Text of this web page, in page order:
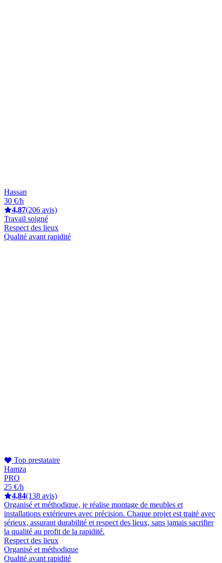
Hassan
30 €/h
4,87(206 avis)
Travail soigné
Respect des lieux
Qualité avant rapidité
Top prestataire
Hamza
PRO
25 €/h
4,84(138 avis)
Organisé et méthodique, je réalise montage de meubles et
installations extérieures avec précision. Chaque projet est traité avec
sérieux, assurant durabilité et respect des lieux, sans jamais sacrifier
la qualité au profit de la rapidité.
Respect des lieux
Organisé et méthodique
Qualité avant rapidité